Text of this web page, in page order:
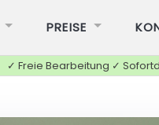
PREISE
✓ Freie Bearbeitung ✓